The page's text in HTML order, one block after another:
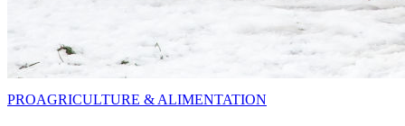
PROAGRICULTURE & ALIMENTATION